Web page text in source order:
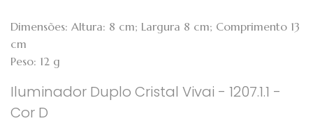
Dimensões: Altura: 8 cm; Largura 8 cm; Comprimento 13
cm
Peso: 12 g
Iluminador Duplo Cristal Vivai - 1207.1.1 -
Cor D